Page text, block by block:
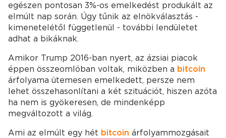
egészen pontosan 3%-os emelkedést produkált az
elmúlt nap során. Úgy tűnik az elnökválasztás -
kimenetelétől függetlenül - további lendületet
adhat a bikáknak.
Amikor Trump 2016-ban nyert, az ázsiai piacok
éppen összeomlóban voltak, miközben a bitcoin
árfolyama ütemesen emelkedett, persze nem
lehet összehasonlítani a két szituációt, hiszen azóta
ha nem is gyökeresen, de mindenképp
megváltozott a világ.
Ami az elmúlt egy hét bitcoin árfolyammozgásait